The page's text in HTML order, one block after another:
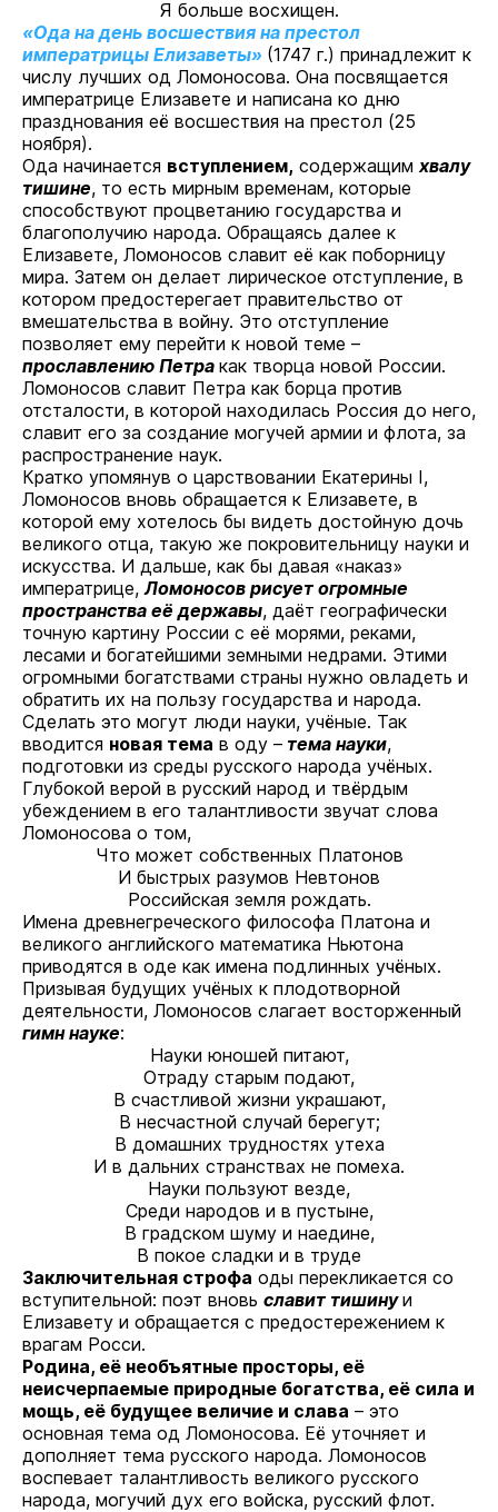
Я больше восхищен.
«Ода на день восшествия на престол
императрицы Елизаветы» (1747 г.) принадлежит к
числу лучших од Ломоносова. Она посвящается
императрице Елизавете и написана ко дню
празднования её восшествия на престол (25
ноября).
Ода начинается вступлением, содержащим хвалу
тишине, то есть мирным временам, которые
способствуют процветанию государства и
благополучию народа. Обращаясь далее к
Елизавете, Ломоносов славит её как поборницу
мира. Затем он делает лирическое отступление, в
котором предостерегает правительство от
вмешательства в войну. Это отступление
позволяет ему перейти к новой теме –
прославлению Петра как творца новой России.
Ломоносов славит Петра как борца против
отсталости, в которой находилась Россия до него,
славит его за создание могучей армии и флота, за
распространение наук.
Кратко упомянув о царствовании Екатерины I,
Ломоносов вновь обращается к Елизавете, в
которой ему хотелось бы видеть достойную дочь
великого отца, такую же покровительницу науки и
искусства. И дальше, как бы давая «наказ»
императрице,Ломоносов рисует огромные
пространства её державы, даёт географически
точную картину России с её морями, реками,
лесами и богатейшими земными недрами. Этими
огромными богатствами страны нужно овладеть и
обратить их на пользу государства и народа.
Сделать это могут люди науки, учёные. Так
вводится новая тема в оду – тема науки,
подготовки из среды русского народа учёных.
Глубокой верой в русский народ и твёрдым
убеждением в его талантливости звучат слова
Ломоносова о том,
Что может собственных Платонов
И быстрых разумов Невтонов
Российская земля рождать.
Имена древнегреческого философа Платона и
великого английского математика Ньютона
приводятся в оде как имена подлинных учёных.
Призывая будущих учёных к плодотворной
деятельности, Ломоносов слагает восторженный
гимн науке:
Науки юношей питают,
Отраду старым подают,
В счастливой жизни украшают,
В несчастной случай берегут;
В домашних трудностях утеха
И в дальних странствах не помеха.
Науки пользуют везде,
Среди народов и в пустыне,
В градском шуму и наедине,
В покое сладки и в труде
Заключительная строфа оды перекликается со
вступительной: поэт вновь славит тишинуи
Елизавету и обращается с предостережением к
врагам Росси.
Родина, её необъятные просторы, её
неисчерпаемые природные богатства, её сила и
мощь, её будущее величие и слава – это
основная тема од Ломоносова. Её уточняет и
дополняет тема русского народа. Ломоносов
воспевает талантливость великого русского
народа, могучий дух его войска, русский флот.